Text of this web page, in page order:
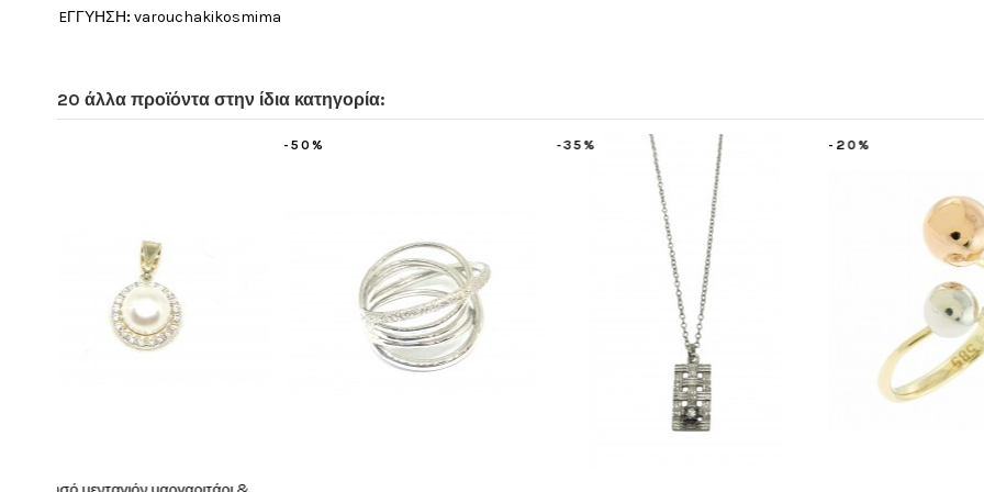
EΓΓΥΗΣΗ: varouchakikosmima
20 άλλα προϊόντα στην ίδια κατηγορία:
-20%